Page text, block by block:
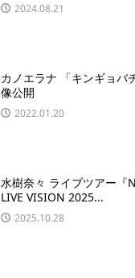
2024.08.21
カノエラナ 「キンギョバ
像公開
2022.01.20
水樹奈々 ライブツアー『
LIVE VISION 2025...
2025.10.28